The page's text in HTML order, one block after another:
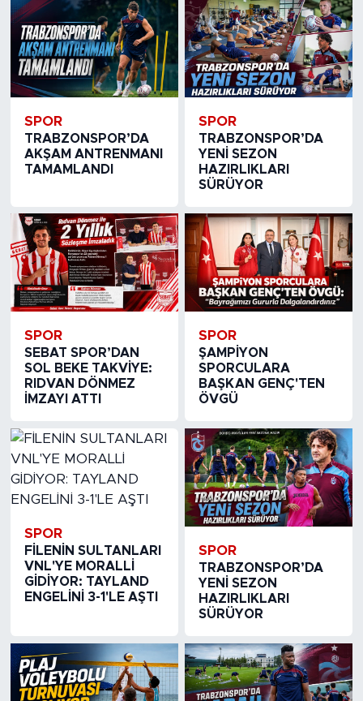
SPOR
TRABZONSPOR’DA
AKŞAM ANTRENMANI
TAMAMLANDI
SPOR
TRABZONSPOR’DA
YENİ SEZON
HAZIRLIKLARI
SÜRÜYOR
SPOR
SEBAT SPOR’DAN
SOL BEKE TAKVİYE:
RIDVAN DÖNMEZ
İMZAYI ATTI
SPOR
ŞAMPİYON
SPORCULARA
BAŞKAN GENÇ'TEN
ÖVGÜ
SPOR
FİLENİN SULTANLARI
VNL'YE MORALLİ
GİDİYOR: TAYLAND
ENGELİNİ 3-1'LE AŞTI
SPOR
TRABZONSPOR’DA
YENİ SEZON
HAZIRLIKLARI
SÜRÜYOR